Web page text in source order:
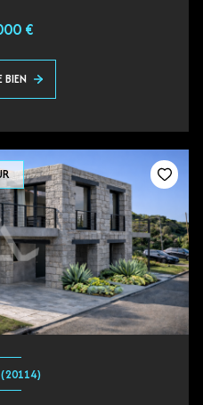
€
BIEN
(20114)